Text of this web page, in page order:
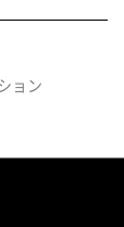
ョン